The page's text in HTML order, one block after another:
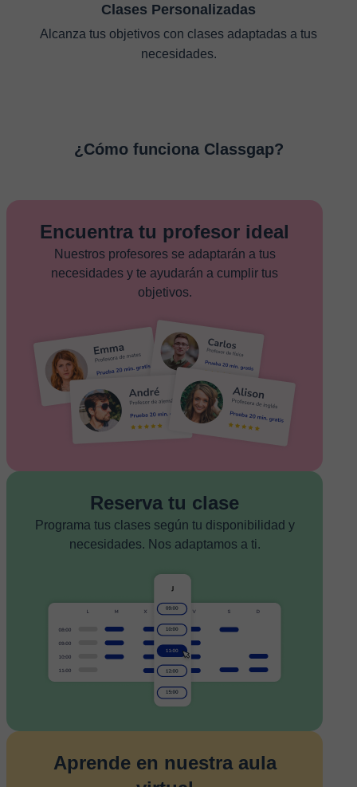
Clases Personalizadas
Alcanza tus objetivos con clases adaptadas a tus
necesidades.
¿Cómo funciona Classgap?
Encuentra tu profesor ideal
Nuestros profesores se adaptarán a tus
necesidades y te ayudarán a cumplir tus
objetivos.
Reserva tu clase
Programa tus clases según tu disponibilidad y
necesidades. Nos adaptamos a ti.
Aprende en nuestra aula